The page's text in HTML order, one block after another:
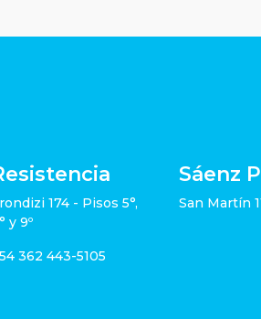
174 - Pisos 5°,
y 9º
362 443-5105
Sáenz
San Martín